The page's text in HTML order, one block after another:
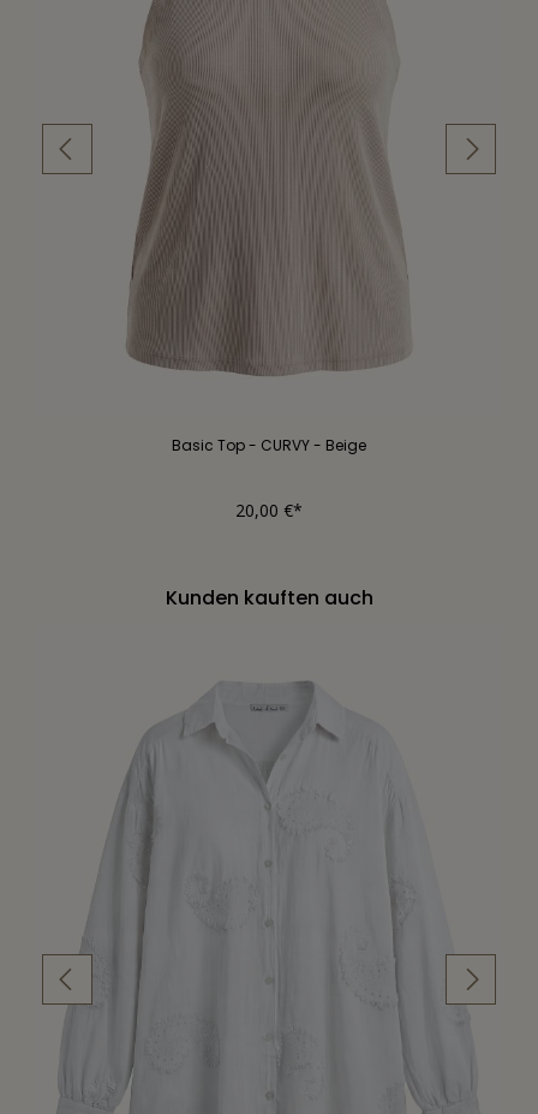
Basic Top - CURVY - Beige
20,00 €*
Kunden kauften auch